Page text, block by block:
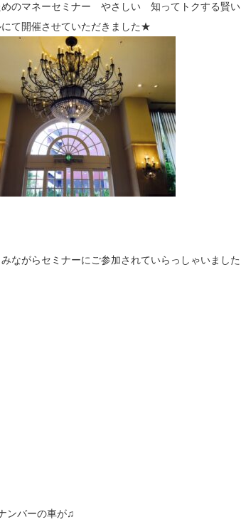
めのマネーセミナー やさしい 知ってトクする賢い
て開催させていただきました★
ながらセミナーにご参加されていらっしゃいました
ンバーの車が♫